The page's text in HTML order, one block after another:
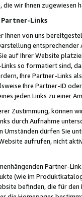
wir Ihnen zugewiesen
Partner-Links
von uns
auf Ihrer Website
so formatiert sind,
Ihre Partner-Links
Ihre Partner-ID
jeden Links zu einer
Zustimmung, können
durch Aufnahme
Umständen dürfen Sie
aufrufen, nicht
Partner-
(wie im
befinden, die für